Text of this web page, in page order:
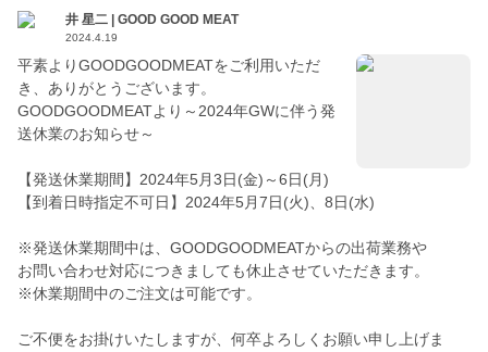
井 星二 | GOOD GOOD MEAT
2024.4.19
平素よりGOODGOODMEATをご利用いただ
き、ありがとうございます。
GOODGOODMEATより～2024年GWに伴う発
送休業のお知らせ～
【発送休業期間】2024年5月3日(金)～6日(月)
【到着日時指定不可日】2024年5月7日(火)、8日(水)
※発送休業期間中は、GOODGOODMEATからの出荷業務や
お問い合わせ対応につきましても休止させていただきます。
※休業期間中のご注文は可能です。
ご不便をお掛けいたしますが、何卒よろしくお願い申し上げま